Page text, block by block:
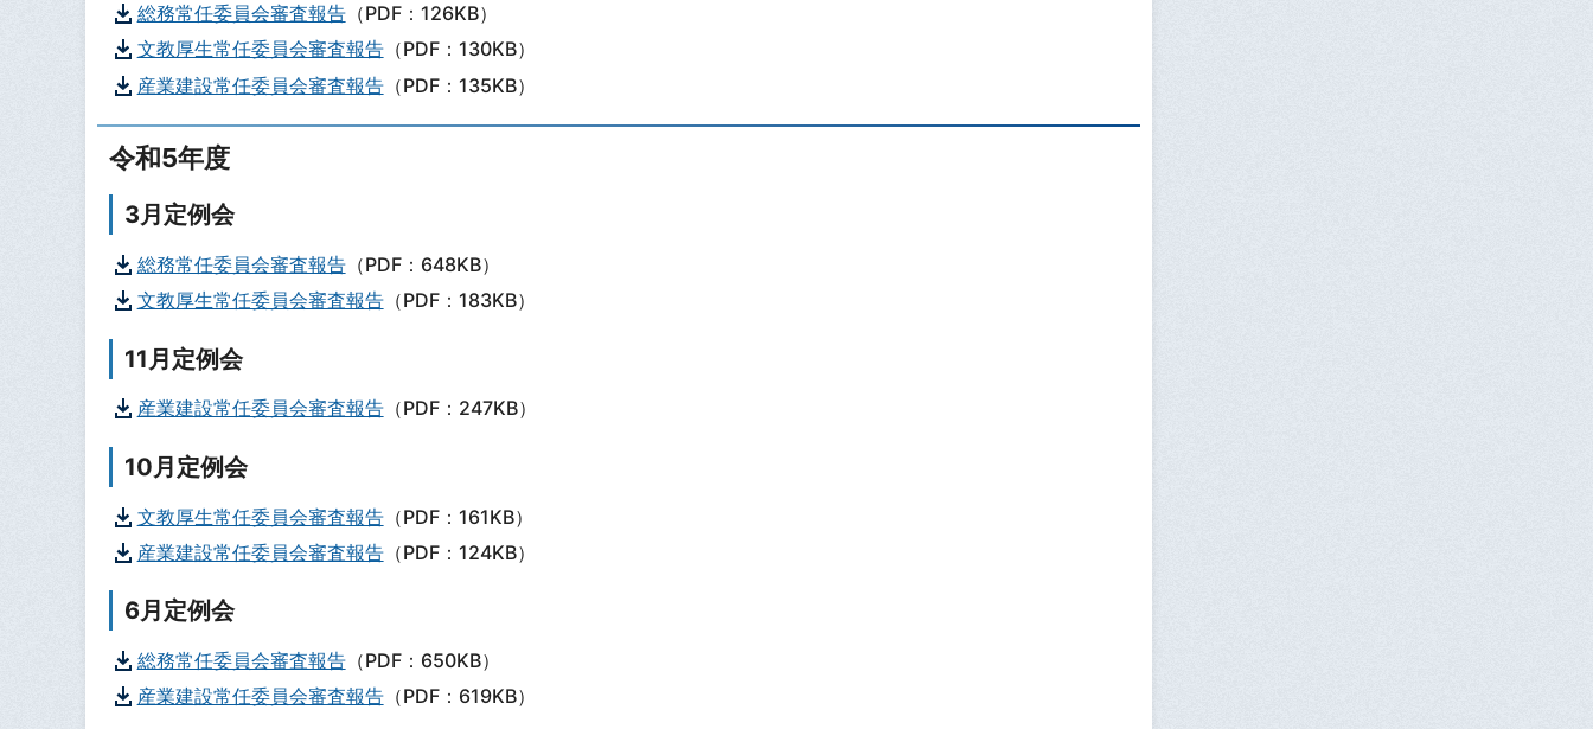
総務常任委員会審査報告（PDF：126KB）
文教厚生常任委員会審査報告（PDF：130KB）
産業建設常任委員会審査報告（PDF：135KB）
令和5年度
3月定例会
総務常任委員会審査報告（PDF：648KB）
文教厚生常任委員会審査報告（PDF：183KB）
11月定例会
産業建設常任委員会審査報告（PDF：247KB）
10月定例会
文教厚生常任委員会審査報告（PDF：161KB）
産業建設常任委員会審査報告（PDF：124KB）
6月定例会
総務常任委員会審査報告（PDF：650KB）
産業建設常任委員会審査報告（PDF：619KB）